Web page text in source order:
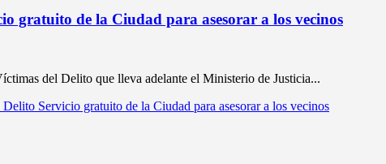
gratuito de la Ciudad para asesorar a los vecinos
del Delito que lleva adelante el Ministerio de Justicia...
Servicio gratuito de la Ciudad para asesorar a los vecinos